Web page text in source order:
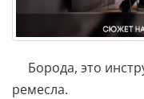
Борода, это
ремесла.